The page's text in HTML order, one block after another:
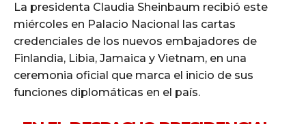
La presidenta Claudia Sheinbaum recibió este
miércoles en Palacio Nacional las cartas
credenciales de los nuevos embajadores de
Finlandia, Libia, Jamaica y Vietnam, en una
ceremonia oficial que marca el inicio de sus
funciones diplomáticas en el país.